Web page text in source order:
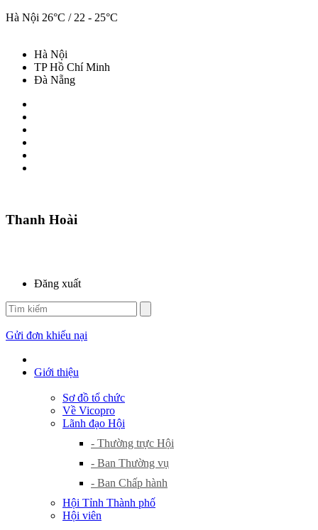
Hà Nội 26°C / 22 - 25°C
Hà Nội
TP Hồ Chí Minh
Đà Nẵng
Thanh Hoài
Đăng xuất
Gửi đơn khiếu nại
Giới thiệu
Sơ đồ tổ chức
Về Vicopro
Lãnh đạo Hội
- Thường trực Hội
- Ban Thường vụ
- Ban Chấp hành
Hội Tỉnh Thành phố
Hội viên